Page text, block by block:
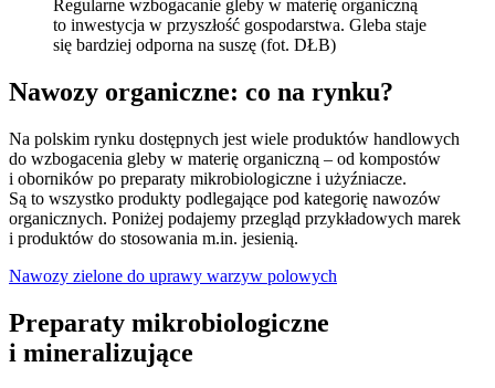
Regularne wzbogacanie gleby w materię organiczną
to inwestycja w przyszłość gospodarstwa. Gleba staje
się bardziej odporna na suszę (fot. DŁB)
Nawozy organiczne: co na rynku?
Na polskim rynku dostępnych jest wiele produktów handlowych
do wzbogacenia gleby w materię organiczną – od kompostów
i oborników po preparaty mikrobiologiczne i użyźniacze.
Są to wszystko produkty podlegające pod kategorię nawozów
organicznych. Poniżej podajemy przegląd przykładowych marek
i produktów do stosowania m.in. jesienią.
Nawozy zielone do uprawy warzyw polowych
Preparaty mikrobiologiczne
i mineralizujące